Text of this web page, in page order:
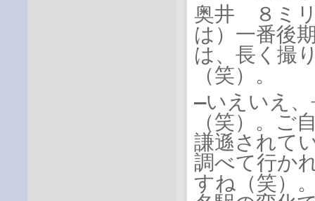
奥井 ８ミリ
は）一番後
は、長く撮
（笑）。
―いえいえ
（笑）。ご
謙遜されて
調べて行か
すね（笑）